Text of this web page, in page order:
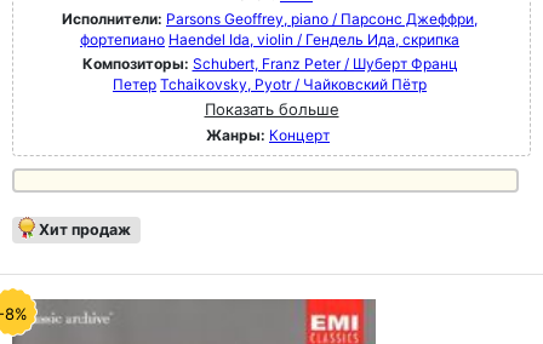
Исполнители: Parsons Geoffrey, piano / Парсонс Джеффри,
фортепиано Haendel Ida, violin / Гендель Ида, скрипка
Композиторы: Schubert, Franz Peter / Шуберт Франц
Петер Tchaikovsky, Pyotr / Чайковский Пётр
Показать больше
Жанры: Концерт
Хит продаж
8%